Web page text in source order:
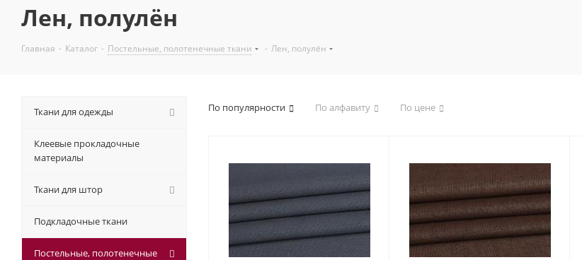
Лен, полулён
Главная - Каталог - Постельные, полотенечные ткани - Лен, полулён
По популярности По алфавиту По цене
Ткани для одежды
Клеевые прокладочные
материалы
Ткани для штор
Подкладочные ткани
Постельные, полотенечные